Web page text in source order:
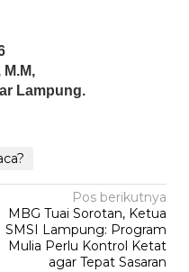
M.M,
Lampung.
Pos berikutnya
MBG Tuai Sorotan, Ketua
SMSI Lampung: Program
Mulia Perlu Kontrol Ketat
agar Tepat Sasaran